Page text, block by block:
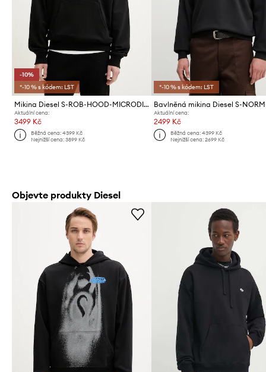
-10%
*-10 % s kódem: LST
Mikina Diesel S-ROB-HOOD-MICRODIV SWEAT-SHIR
Aktuální cena:
3499 Kč
Běžná cena:4399 Kč
Nejnižší cena:3899 Kč
*-10 % s kódem: LST
Bavlněná mikina Diesel S-
Aktuální cena:
2499 Kč
Běžná cena: 4399 Kč
Nejnižší cena: 2699 Kč
Objevte produkty Diesel